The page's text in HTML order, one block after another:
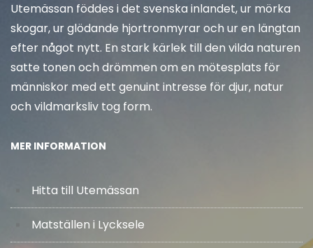
Utemässan föddes i det svenska inlandet, ur mörka
skogar, ur glödande hjortronmyrar och ur en längtan
efter något nytt. En stark kärlek till den vilda naturen
satte tonen och drömmen om en mötesplats för
människor med ett genuint intresse för djur, natur
och vildmarksliv tog form.
MER INFORMATION
Hitta till Utemässan
Matställen i Lycksele